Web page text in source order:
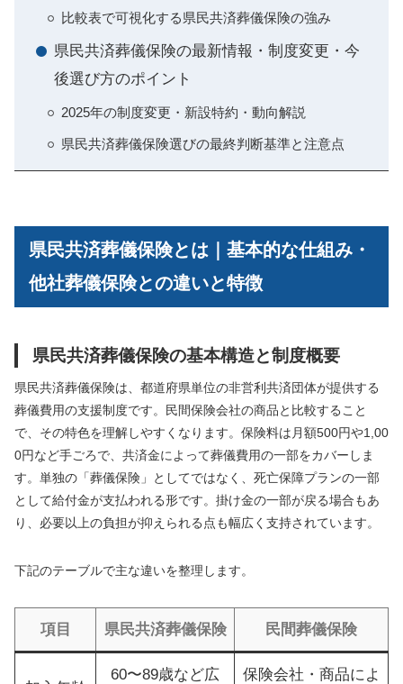
比較表で可視化する県民共済葬儀保険の強み
県民共済葬儀保険の最新情報・制度変更・今
後選び方のポイント
2025年の制度変更・新設特約・動向解説
県民共済葬儀保険選びの最終判断基準と注意点
県民共済葬儀保険とは｜基本的な仕組み・
他社葬儀保険との違いと特徴
県民共済葬儀保険の基本構造と制度概要
県民共済葬儀保険は、都道府県単位の非営利共済団体が提供する
葬儀費用の支援制度です。民間保険会社の商品と比較すること
で、その特色を理解しやすくなります。保険料は月額500円や1,00
0円など手ごろで、共済金によって葬儀費用の一部をカバーしま
す。単独の「葬儀保険」としてではなく、死亡保障プランの一部
として給付金が支払われる形です。掛け金の一部が戻る場合もあ
り、必要以上の負担が抑えられる点も幅広く支持されています。
下記のテーブルで主な違いを整理します。
項目 県民共済葬儀保険 民間葬儀保険
60〜89歳など広 保険会社・商品によ